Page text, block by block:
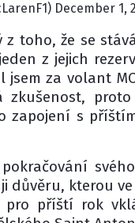
December 1,
z toho, že se
z jejich
jsem za volant
zkušenost,
zapojení s
důvěru, kterou
příští rok